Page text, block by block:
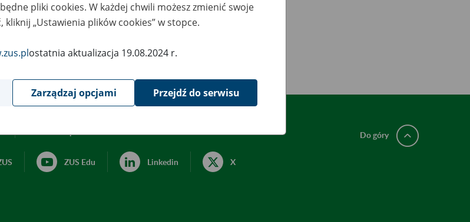
ZUS Edu Linkedin X
Do góry
pliki cookies. W każdej chwili możesz zmienić swoje
„Ustawienia plików cookies” w stopce.
ostatnia aktualizacja 19.08.2024 r.
Zarządzaj opcjami Przejdź do serwisu